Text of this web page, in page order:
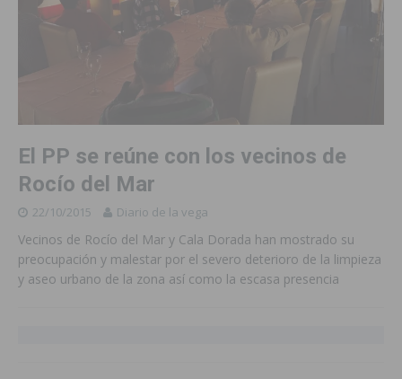
El PP se reúne con los vecinos de
Rocío del Mar
22/10/2015 Diario de la vega
Vecinos de Rocío del Mar y Cala Dorada han mostrado su
preocupación y malestar por el severo deterioro de la limpieza
y aseo urbano de la zona así como la escasa presencia